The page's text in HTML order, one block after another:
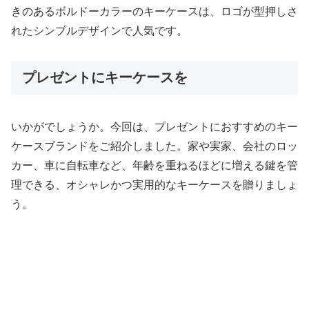
きのあるボルドーカラーのキーケースは、ロゴが型押しさ
れたシンプルデザインで人気です。
プレゼントにキーケースを
いかがでしょうか。今回は、プレゼントにおすすめのキー
ケースブランドをご紹介しました。家や実家、会社のロッ
カー、車に自転車など、年齢を重ねるほどに増える鍵を管
理できる、オシャレかつ実用的なキーケースを贈りましょ
う。